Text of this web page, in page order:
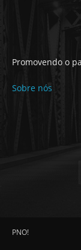
Promovendo o
Sobre nós
PNO!